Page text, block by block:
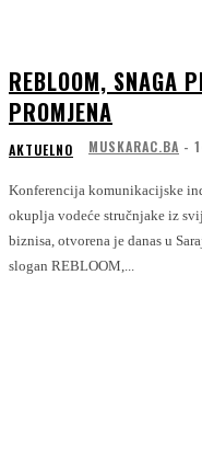
REBLOOM, SNAGA
PROMJENA
AKTUELNO MUSKARAC.BA -
Konferencija komunikacijske
okuplja vodeće stručnjake iz
biznisa, otvorena je danas u
slogan REBLOOM,...